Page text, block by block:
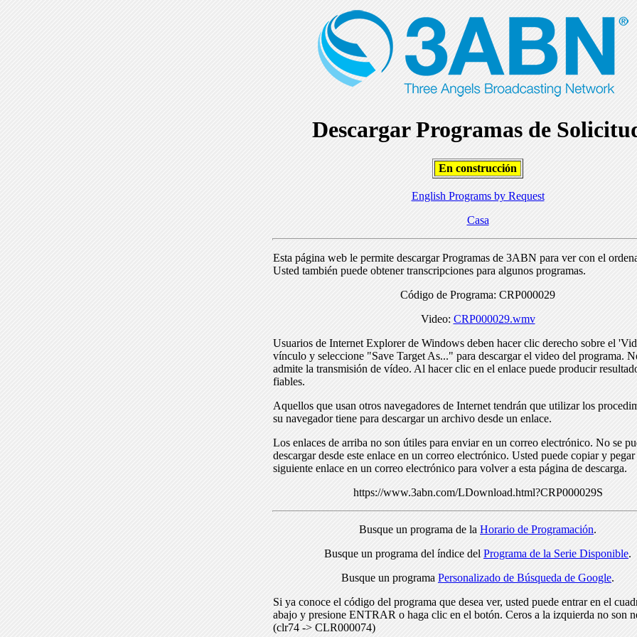
Descargar Programas de
En construcción
English Programs by Request
Casa
Esta página web le permite descargar Programas de 3ABN para ver con el
Usted también puede obtener transcripciones para algunos programas.
Código de Programa: CRP000029
Video: CRP000029.wmv
Usuarios de Internet Explorer de Windows deben hacer clic derecho sobre el
vínculo y seleccione "Save Target As..." para descargar el video del programa.
admite la transmisión de vídeo. Al hacer clic en el enlace puede producir
fiables.
Aquellos que usan otros navegadores de Internet tendrán que utilizar los
su navegador tiene para descargar un archivo desde un enlace.
Los enlaces de arriba no son útiles para enviar en un correo electrónico. No se
descargar desde este enlace en un correo electrónico. Usted puede copiar y pegar
siguiente enlace en un correo electrónico para volver a esta página de descarga.
https://www.3abn.com/LDownload.html?CRP000029S
Busque un programa de la Horario de Programación.
Busque un programa del índice del Programa de la Serie Disponible.
Busque un programa Personalizado de Búsqueda de Google.
Si ya conoce el código del programa que desea ver, usted puede entrar en el
abajo y presione ENTRAR o haga clic en el botón. Ceros a la izquierda no son
(clr74 -> CLR000074)